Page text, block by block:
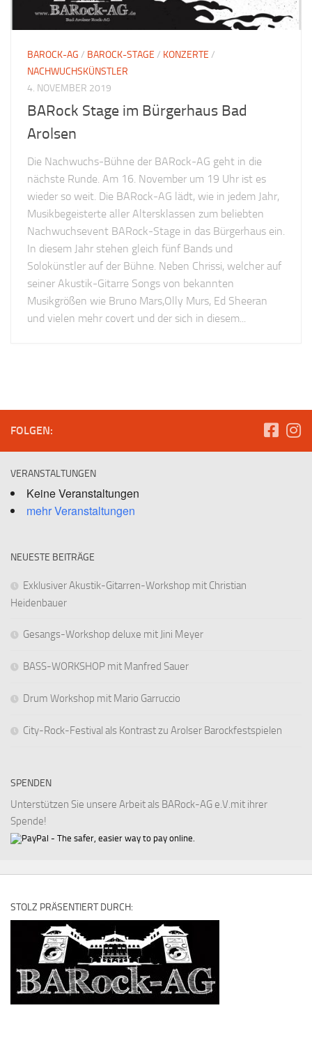
BAROCK-AG / BAROCK-STAGE / KONZERTE /
NACHWUCHSKÜNSTLER
4. NOVEMBER 2019
BARock Stage im Bürgerhaus Bad
Arolsen
Die Nachwuchs-Bühne der BARock-AG geht in die
nächste Runde. Am 16. November um 19 Uhr ist es
wieder so weit. Die BARock-AG lädt, wie in jedem Jahr,
Musikbegeisterte aller Altersklassen zum beliebten
Nachwuchsevent BARock-Stage in das Bürgerhaus ein.
In diesem Jahr stehen gleich fünf Bands und
Solokünstler auf der Bühne. Neben Chrissi, welcher auf
seiner Akustik-Gitarre Songs von bekannten
Musikgrößen wie Bruno Mars,Olly Murs, Ed Sheeran
und vielen mehr covert und der sich in diesem...
FOLGEN:
VERANSTALTUNGEN
Keine Veranstaltungen
mehr Veranstaltungen
NEUESTE BEITRÄGE
Exklusiver Akustik-Gitarren-Workshop mit Christian
Heidenbauer
Gesangs-Workshop deluxe mit Jini Meyer
BASS-WORKSHOP mit Manfred Sauer
Drum Workshop mit Mario Garruccio
City-Rock-Festival als Kontrast zu Arolser Barockfestspielen
SPENDEN
Unterstützen Sie unsere Arbeit als BARock-AG e.V.mit ihrer
Spende!
STOLZ PRÄSENTIERT DURCH: